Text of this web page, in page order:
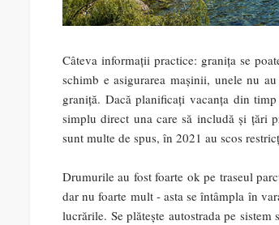
Câteva informații practice: granița se
schimb e asigurarea mașinii, unele nu
graniță. Dacă planificați vacanța din
simplu direct una care să includă și țări
sunt multe de spus, în 2021 au scos
Drumurile au fost foarte ok pe traseul
dar nu foarte mult - asta se întâmpla în
lucrările. Se plătește autostrada pe